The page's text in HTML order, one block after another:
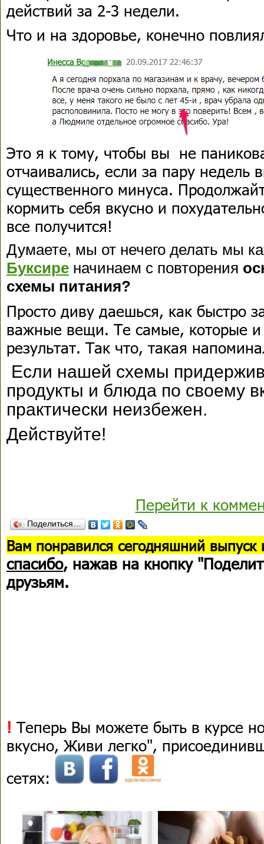
действий за 2-3 недели.
Что и на здоровье, конечно
Это я к тому, чтобы вы не
отчаивались, если за пару недель
существенного минуса.
кормить себя вкусно и
все получится!
Думаете, мы от нечего делать мы
Буксире начинаем с повторения
схемы питания?
Просто диву даешься, как быстро
важные вещи. Те самые, которые
результат. Так что, такая
Если нашей схемы
продукты и блюда по своему
практически неизбежен.
Действуйте!
Перейти к
Поделиться…
Вам понравился сегодняшний выпуск
спасибо, нажав на кнопку
друзьям.
! Теперь Вы можете быть в курсе
вкусно, Живи легко",
сетях: